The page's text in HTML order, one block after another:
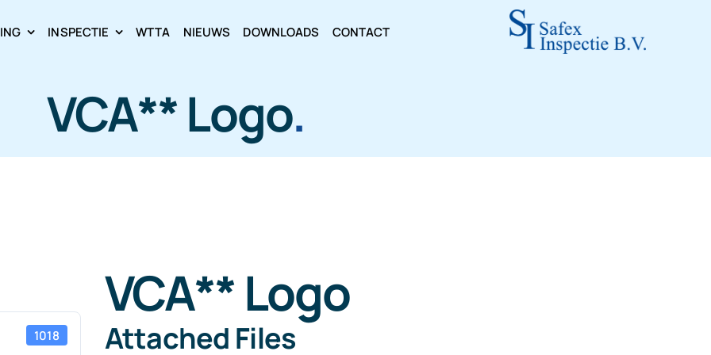
INSPECTIE WTTA NIEUWS DOWNLOADS CONTACT
VCA** Logo.
1018
VCA** Logo
Attached Files